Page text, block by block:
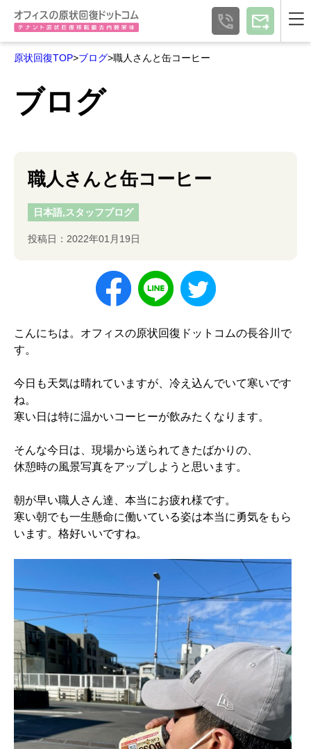
原状回復TOP>ブログ>職人さんと缶コーヒー
ブログ
職人さんと缶コーヒー
日本語,スタッフブログ
投稿日：2022年01月19日
こんにちは。オフィスの原状回復ドットコムの長谷川で
す。
今日も天気は晴れていますが、冷え込んでいて寒いです
ね。
寒い日は特に温かいコーヒーが飲みたくなります。
そんな今日は、現場から送られてきたばかりの、
休憩時の風景写真をアップしようと思います。
朝が早い職人さん達、本当にお疲れ様です。
寒い朝でも一生懸命に働いている姿は本当に勇気をもら
います。格好いいですね。